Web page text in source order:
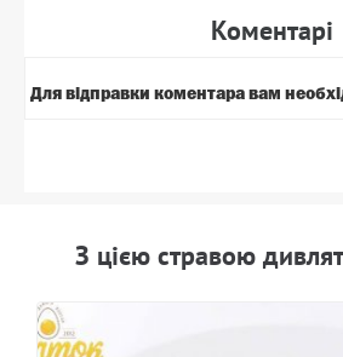
Коментарi
Для вiдправки коментара вам
З цiєю стравою